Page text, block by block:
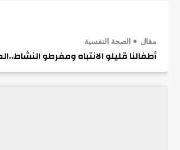
مقال الصحة النفسية
أطفالنا قليلو الانتباه ومفرطو